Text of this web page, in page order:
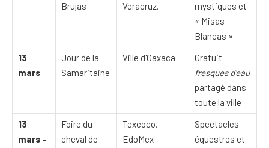
Brujas
Veracruz.
mystiques et
« Misas
Blancas »
13
mars
Jour de la
Samaritaine
Ville d'Oaxaca
Gratuit
fresques d'eau
partagé dans
toute la ville
13
mars –
Foire du
cheval de
Texcoco,
EdoMex
Spectacles
équestres et